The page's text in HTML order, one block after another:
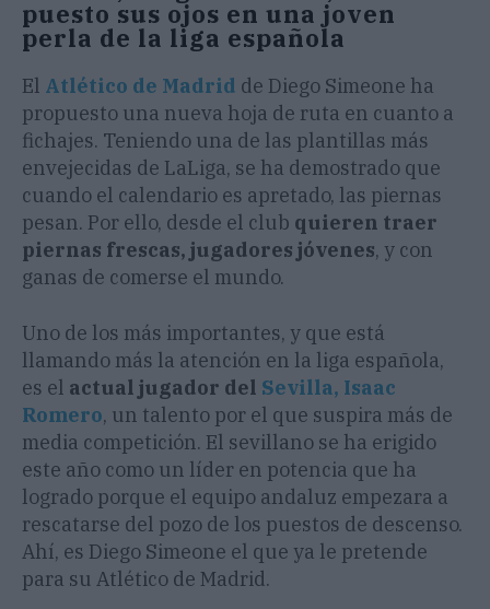
puesto sus ojos en una joven
perla de la liga española
El Atlético de Madrid de Diego Simeone ha
propuesto una nueva hoja de ruta en cuanto a
fichajes. Teniendo una de las plantillas más
envejecidas de LaLiga, se ha demostrado que
cuando el calendario es apretado, las piernas
pesan. Por ello, desde el club quieren traer
piernas frescas, jugadores jóvenes, y con
ganas de comerse el mundo.
Uno de los más importantes, y que está
llamando más la atención en la liga española,
es el actual jugador del Sevilla, Isaac
Romero, un talento por el que suspira más de
media competición. El sevillano se ha erigido
este año como un líder en potencia que ha
logrado porque el equipo andaluz empezara a
rescatarse del pozo de los puestos de descenso.
Ahí, es Diego Simeone el que ya le pretende
para su Atlético de Madrid.